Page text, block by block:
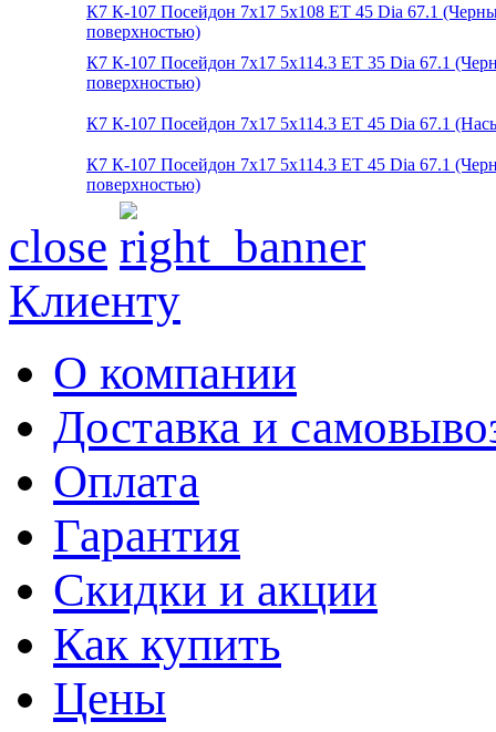
К7 К-107 Посейдон 7x17 5x108 ET 45 Dia 67.1
поверхностью)
К7 К-107 Посейдон 7x17 5x114.3 ET 35 Dia 67.1
поверхностью)
К7 К-107 Посейдон 7x17 5x114.3 ET 45 Dia 67.1
К7 К-107 Посейдон 7x17 5x114.3 ET 45 Dia 67.1
поверхностью)
close
Клиенту
О компании
Доставка и
Оплата
Гарантия
Скидки и акции
Как купить
Цены